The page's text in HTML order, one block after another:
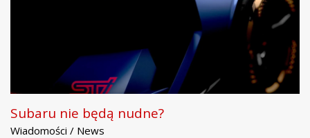
Subaru nie będą nudne?
Wiadomości / News